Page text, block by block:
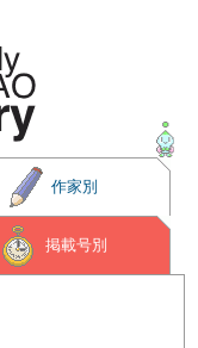
作家別
掲載号別